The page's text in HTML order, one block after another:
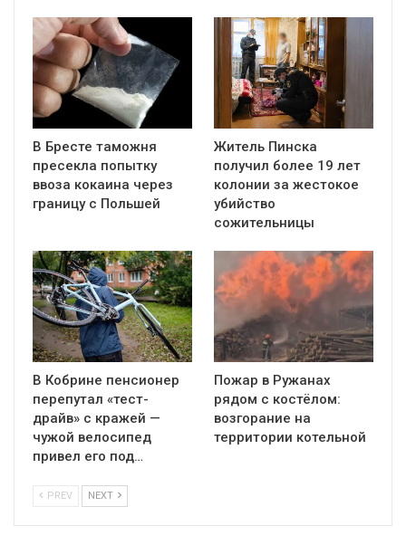
В Бресте таможня
пресекла попытку
ввоза кокаина через
границу с Польшей
Житель Пинска
получил более 19 лет
колонии за жестокое
убийство
сожительницы
В Кобрине пенсионер
перепутал «тест-
драйв» с кражей —
чужой велосипед
привел его под…
Пожар в Ружанах
рядом с костёлом:
возгорание на
территории котельной
PREV NEXT